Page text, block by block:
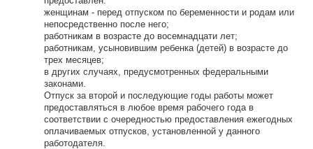
женщинам - перед отпуском по беременности и родам или
непосредственно после него;
работникам в возрасте до восемнадцати лет;
работникам, усыновившим ребенка (детей) в возрасте до
трех месяцев;
в других случаях, предусмотренных федеральными
законами.
Отпуск за второй и последующие годы работы может
предоставляться в любое время рабочего года в
соответствии с очередностью предоставления ежегодных
оплачиваемых отпусков, установленной у данного
работодателя.